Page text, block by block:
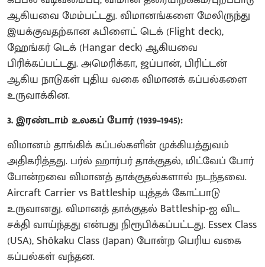
ஆகியவை மேம்பட்டது. விமானங்களை மேலிருந்து
இயக்குவதற்கான ஃபிளைட் டெக் (Flight deck),
ஹேங்கர் டெக் (Hangar deck) ஆகியவை
பிரிக்கப்பட்டது. அமெரிக்கா, ஜப்பான், பிரிட்டன்
ஆகிய நாடுகள் புதிய வகை விமானக் கப்பல்களை
உருவாக்கின.
3. இரண்டாம் உலகப் போர் (1939–1945):
விமானம் தாங்கிக் கப்பல்களின் முக்கியத்துவம்
அதிகரித்தது. பர்ல் ஹார்பர் தாக்குதல், மிட்வேப் போர்
போன்றவை விமானத் தாக்குதல்களால் நடந்தவை.
Aircraft Carrier vs Battleship யுத்தக் கோட்பாடு
உருவானது. விமானத் தாக்குதல் Battleship-ஐ விட
சக்தி வாய்ந்தது என்பது நிரூபிக்கப்பட்டது. Essex Class
(USA), Shōkaku Class (Japan) போன்ற பெரிய வகை
கப்பல்கள் வந்தன.